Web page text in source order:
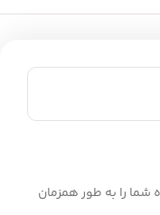
را به طور همزمان